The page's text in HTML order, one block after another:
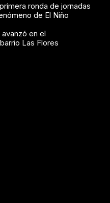
ronda de jornadas
de El Niño
en el
Las Flores